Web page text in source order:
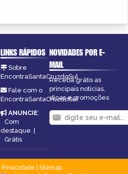
LINKS RÁPIDOS
Sobre
EncontraSantaCruzdoSul
Fale com o
EncontraSantaCruzdoSul
ANUNCIE:
Com
destaque |
Grátis
NOVIDADES POR E-
MAIL
Receba grátis as
principais notícias,
dicas e promoções
Privacidade
Sitemap